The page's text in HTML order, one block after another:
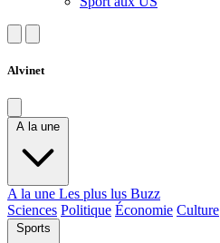
Alvinet
A la une
A la une Les plus lus Buzz
Sciences Politique Économie Culture
Sports